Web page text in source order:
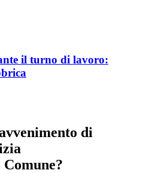
il turno di lavoro:
di